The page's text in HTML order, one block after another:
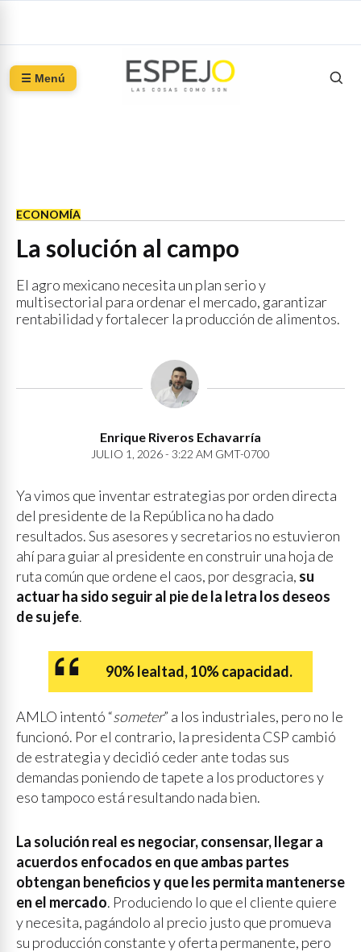
☰ Menú
ECONOMÍA
La solución al campo
El agro mexicano necesita un plan serio y
multisectorial para ordenar el mercado, garantizar
rentabilidad y fortalecer la producción de alimentos.
Enrique Riveros Echavarría
JULIO 1, 2026 - 3:22 AM GMT-0700
Ya vimos que inventar estrategias por orden directa
del presidente de la República no ha dado
resultados. Sus asesores y secretarios no estuvieron
ahí para guiar al presidente en construir una hoja de
ruta común que ordene el caos, por desgracia, su
actuar ha sido seguir al pie de la letra los deseos
de su jefe.
90% lealtad, 10% capacidad.
AMLO intentó “someter” a los industriales, pero no le
funcionó. Por el contrario, la presidenta CSP cambió
de estrategia y decidió ceder ante todas sus
demandas poniendo de tapete a los productores y
eso tampoco está resultando nada bien.
La solución real es negociar, consensar, llegar a
acuerdos enfocados en que ambas partes
obtengan beneficios y que les permita mantenerse
en el mercado. Produciendo lo que el cliente quiere
y necesita, pagándolo al precio justo que promueva
su producción constante y oferta permanente, pero